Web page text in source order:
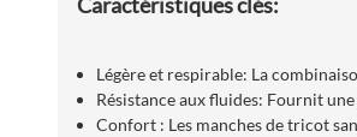
Caractéristiques clés:
Légère et respirable: La
Résistance aux fluides: Fournit
Confort : Les manches de tricot